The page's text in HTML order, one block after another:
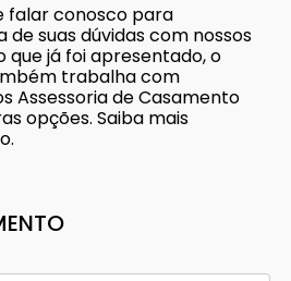
falar conosco para
suas dúvidas com nossos
que já foi apresentado, o
trabalha com
Assessoria de Casamento
opções. Saiba mais